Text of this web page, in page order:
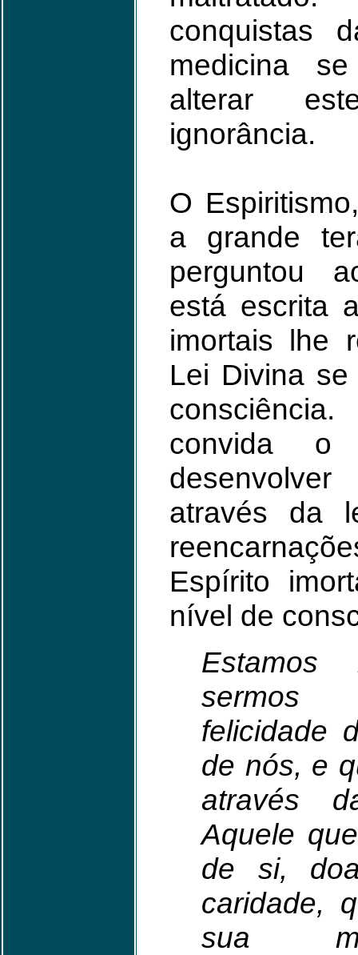
conquistas
medicina
alterar
ignorância.
O
a grande
perguntou
está escrita
imortais lhe
Lei Divina
convida
através da
Espírito
nível de
sermos
felicidade
de nós, e
através
Aquele
de si,
caridade,
sua